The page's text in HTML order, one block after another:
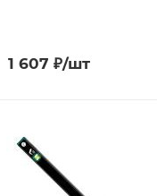
1 607 ₽/шт